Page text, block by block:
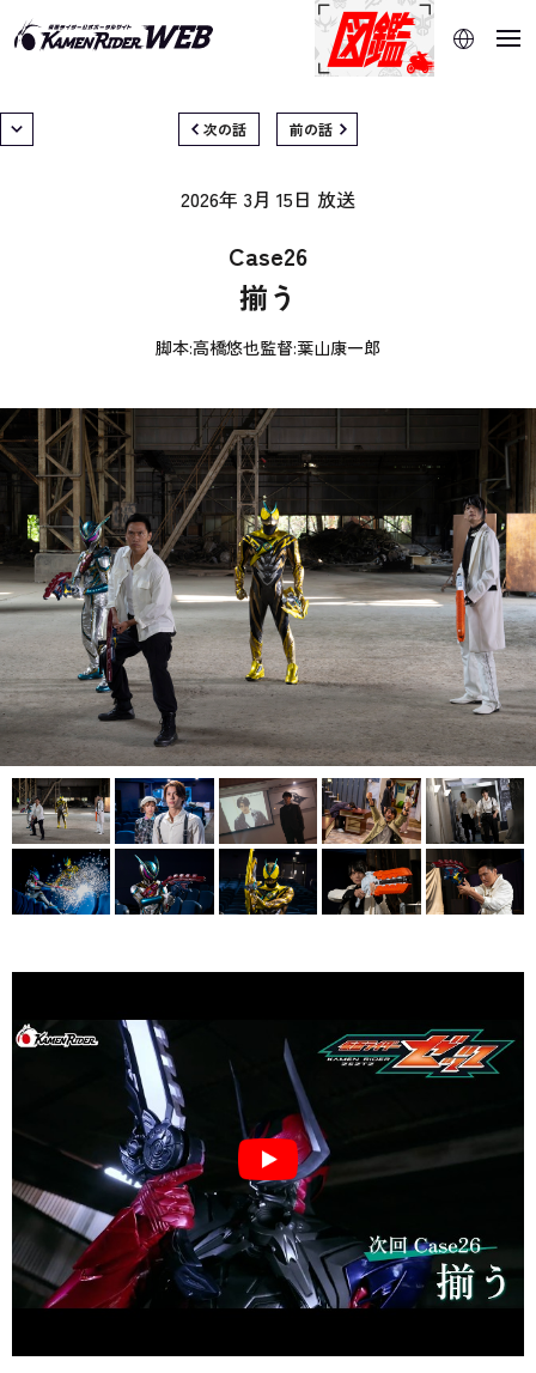
当サイトでは、機械的な自動翻訳サービスを使用していま
す。指定した言語に切り替わらないページは、ブラウザの翻
訳機能をご利用ください。
次の話 前の話
2026年 3月 15日 放送
Case26
揃う
脚本:高橋悠也監督:葉山康一郎